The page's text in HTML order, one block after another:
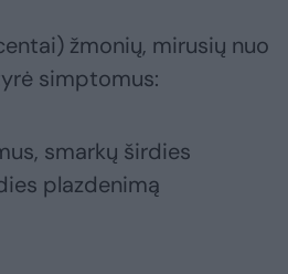
žmonių, mirusių nuo
simptomus:
smarkų širdies
plazdenimą